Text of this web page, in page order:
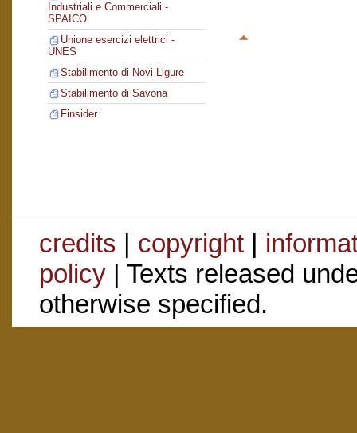
Industriali e Commerciali -
SPAICO
Unione esercizi elettrici -
UNES
Stabilimento di Novi Ligure
Stabilimento di Savona
Finsider
credits | copyright|
policy| Texts released
otherwise specified.